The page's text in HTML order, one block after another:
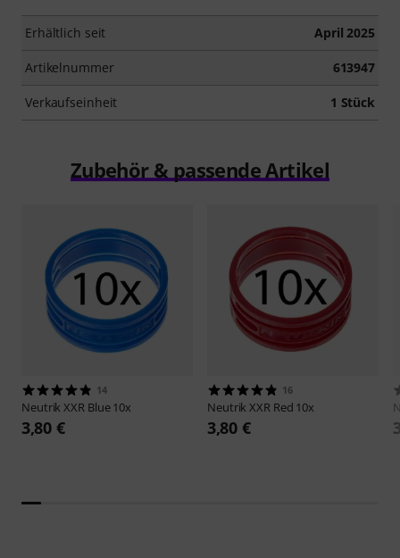
Erhältlich seit April 2025
Artikelnummer 613947
Verkaufseinheit 1 Stück
Zubehör & passende Artikel
14
NeutrikXXR Blue 10x
3,80 €
16
NeutrikXXR Red 10x
3,80 €